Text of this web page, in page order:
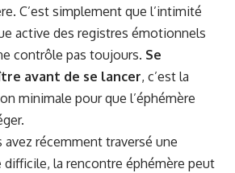
C’est simplement que l’intimité
active des registres émotionnels
contrôle pas toujours. Se
avant de se lancer, c’est la
minimale pour que l’éphémère
avez récemment traversé une
difficile, la rencontre éphémère peut